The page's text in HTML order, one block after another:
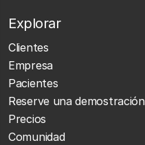
Explorar
Clientes
Empresa
Pacientes
Reserve una demostración
Precios
Comunidad